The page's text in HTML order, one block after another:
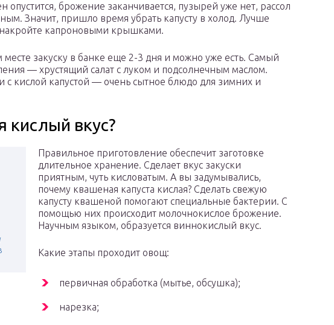
опустится, брожение заканчивается, пузырей уже нет, рассол
Значит, пришло время убрать капусту в холод. Лучше
капроновыми крышками.
закуску в банке еще 2-3 дня и можно уже есть. Самый
— хрустящий салат с луком и подсолнечным маслом.
с кислой капустой — очень сытное блюдо для зимних и
кислый вкус?
Правильное приготовление обеспечит заготовке
длительное хранение. Сделает вкус закуски
приятным, чуть кисловатым. А вы задумывались,
почему квашеная капуста кислая? Сделать свежую
капусту квашеной помогают специальные бактерии. С
помощью них происходит молочнокислое брожение.
Научным языком, образуется виннокислый вкус.
Какие этапы проходит овощ:
первичная обработка (мытье, обсушка);
нарезка;